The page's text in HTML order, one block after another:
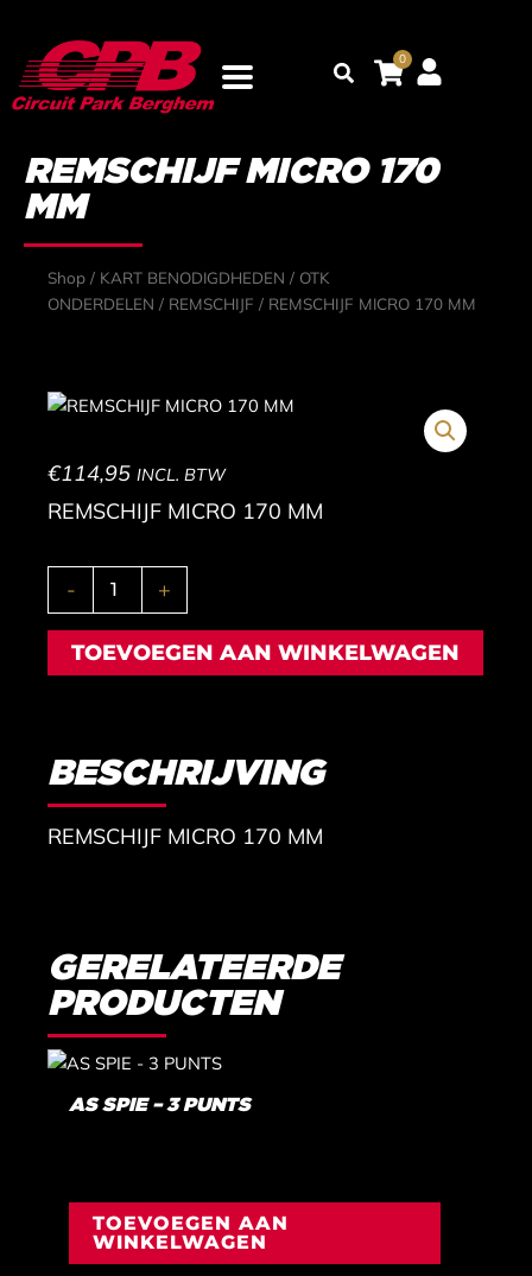
inhoud
Zoeken
0
REMSCHIJF MICRO 170
MM
Shop / KART BENODIGDHEDEN / OTK
ONDERDELEN / REMSCHIJF / REMSCHIJF MICRO 170 MM
€114,95 INCL. BTW
REMSCHIJF MICRO 170 MM
-
REMSCHIJF
MM
aantal
+
TOEVOEGEN AAN WINKELWAGEN
BESCHRIJVING
REMSCHIJF MICRO 170 MM
GERELATEERDE
PRODUCTEN
AS SPIE – 3 PUNTS
TOEVOEGEN AAN
WINKELWAGEN